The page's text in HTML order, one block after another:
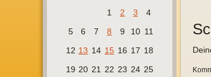
1
2 3
4
5
6 7 8 9 10 11
12 13 14 15 16 17 18
19 20 21 22 23 24 25